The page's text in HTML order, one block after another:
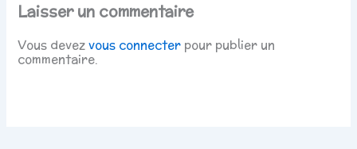
Laisser un commentaire
Vous devezvous connecter pour publier un
commentaire.